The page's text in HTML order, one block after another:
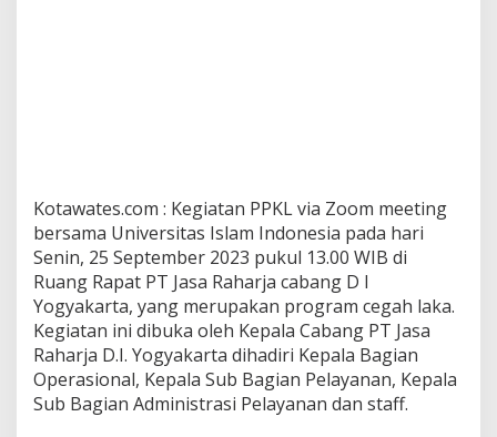
Kotawates.com : Kegiatan PPKL via Zoom meeting
bersama Universitas Islam Indonesia pada hari
Senin, 25 September 2023 pukul 13.00 WIB di
Ruang Rapat PT Jasa Raharja cabang D I
Yogyakarta, yang merupakan program cegah laka.
Kegiatan ini dibuka oleh Kepala Cabang PT Jasa
Raharja D.I. Yogyakarta dihadiri Kepala Bagian
Operasional, Kepala Sub Bagian Pelayanan, Kepala
Sub Bagian Administrasi Pelayanan dan staff.